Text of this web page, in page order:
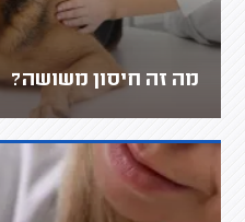
מה זה חיסון משושה?